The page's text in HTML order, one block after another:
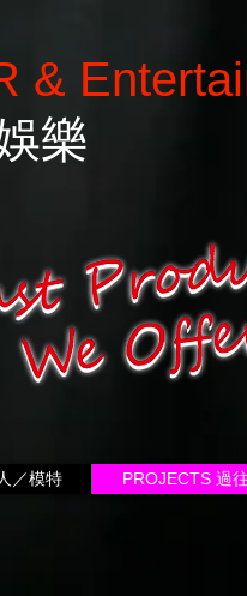
&
樂
／模特 PROJECTS 過